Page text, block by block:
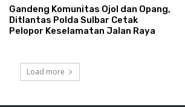
Gandeng Komunitas Ojol dan Opang,
Ditlantas Polda Sulbar Cetak
Pelopor Keselamatan Jalan Raya
Load more